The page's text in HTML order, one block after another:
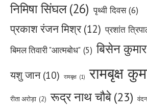
निमिषा सिंघल(26) पृथ्वी दिवस (6)
प्रकाश रंजन मिश्र (12) प्रशांत
बिमल तिवारी "आत्मबोध" (5) बिसेन
यशु जान (10) रामबृक्ष (1) रामबृक्ष
रीता अरोड़ा (2) रूद्र नाथ चौबे(23)